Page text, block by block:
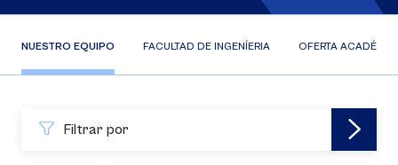
NUESTRO EQUIPO FACULTAD DE INGENÍERIA OFERTA
Filtrar por